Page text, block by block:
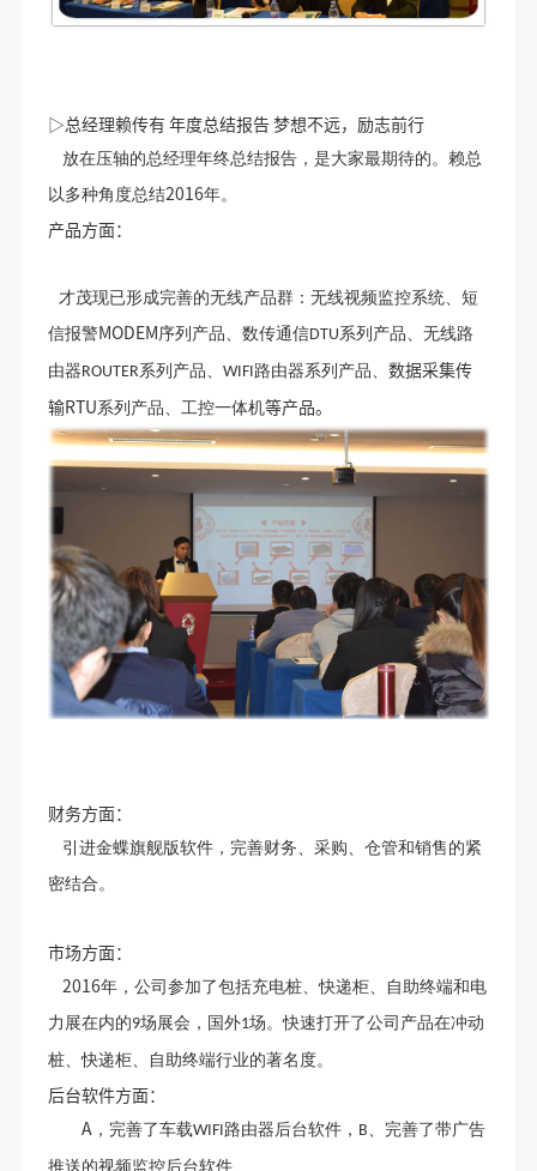
▷总经理赖传有 年度总结报告 梦想不远，励志前行
放在压轴的总经理年终总结报告，是大家最期待的。赖总
以多种角度总结2016年。
产品方面：
才茂现已形成完善的无线产品群：无线视频监控系统、短
信报警MODEM序列产品、数传通信DTU系列产品、无线路
由器ROUTER系列产品、WIFI路由器系列产品、数据采集传
输RTU系列产品、工控一体机等产品。
财务方面：
引进金蝶旗舰版软件，完善财务、采购、仓管和销售的紧
密结合。
市场方面：
2016年，公司参加了包括充电桩、快递柜、自助终端和电
力展在内的9场展会，国外1场。快速打开了公司产品在冲动
桩、快递柜、自助终端行业的著名度。
后台软件方面：
A ，完善了车载WIFI 路由器后台软件， B 、完善了带广告
推送的视频监控后台软件